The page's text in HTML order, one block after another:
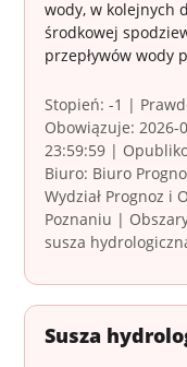
wody, w kolejnych
środkowej
przepływów wody
Stopień: -1 |
Obowiązuje: 2026-
23:59:59 |
Biuro: Biuro
Wydział Prognoz i
Poznaniu |
susza
Susza